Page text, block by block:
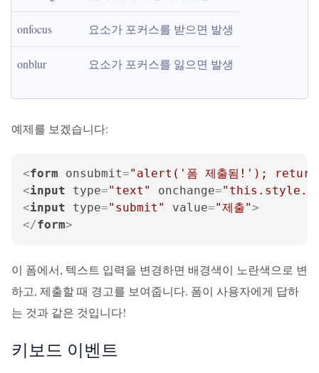
onfocus 요소가 포커스를 받으면 발생
onblur 요소가 포커스를 잃으면 발생
예제를 보겠습니다:
<form onsubmit="alert('폼 제출됨!');
<input type="text" onchange=
<input type="submit" value="제출">
</form>
이 폼에서, 텍스트 입력을 변경하면 배경색이 노란색으로 변
하고, 제출할 때 경고를 보여줍니다. 폼이 사용자에게 답하
는 것과 같은 것입니다!
키보드 이벤트